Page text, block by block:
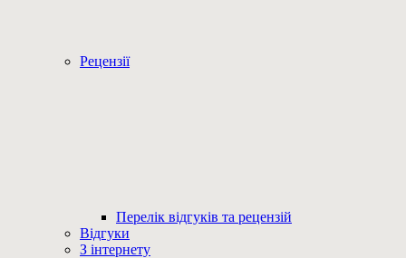
Рецензії
Перелік відгуків та рецензій
Відгуки
З інтернету